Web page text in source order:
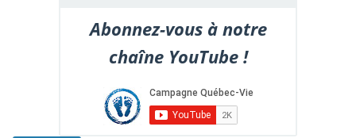
Abonnez-vous à notre
chaîne YouTube !